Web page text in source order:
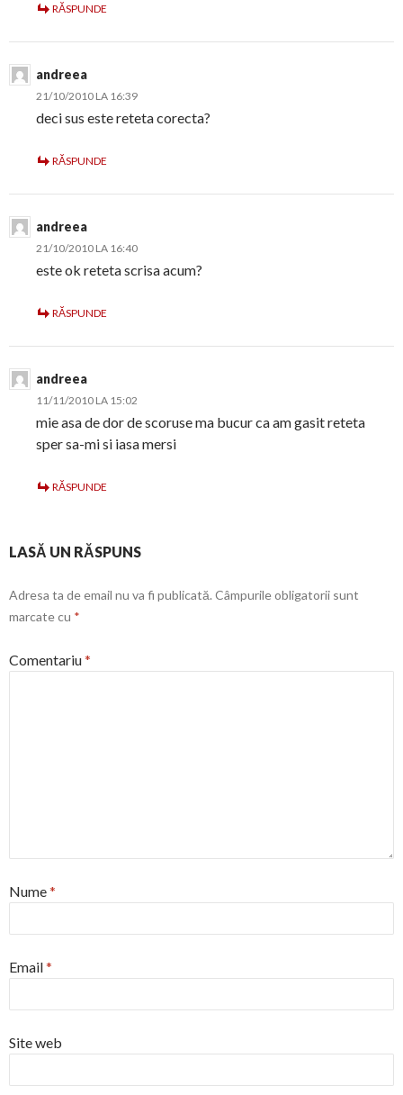
RĂSPUNDE
andreea
21/10/2010 LA 16:39
deci sus este reteta corecta?
RĂSPUNDE
andreea
21/10/2010 LA 16:40
este ok reteta scrisa acum?
RĂSPUNDE
andreea
11/11/2010 LA 15:02
mie asa de dor de scoruse ma bucur ca am gasit reteta
sper sa-mi si iasa mersi
RĂSPUNDE
LASĂ UN RĂSPUNS
Adresa ta de email nu va fi publicată. Câmpurile obligatorii sunt
marcate cu *
Comentariu*
Nume*
Email*
Site web